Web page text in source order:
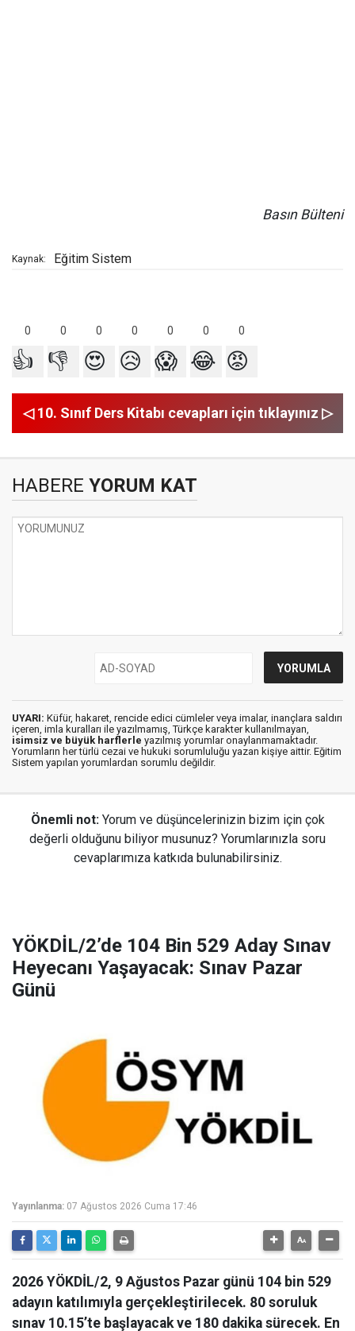
Basın Bülteni
Kaynak: Eğitim Sistem
0 0 0 0 0 0 0
👍 👎 😍 😥 😱 😂 😡
◁ 10. Sınıf Ders Kitabı cevapları için tıklayınız ▷
HABERE YORUM KAT
UYARI: Küfür, hakaret, rencide edici cümleler veya imalar, inançlara saldırı
içeren, imla kuralları ile yazılmamış, Türkçe karakter kullanılmayan,
isimsiz ve büyük harflerle yazılmış yorumlar onaylanmamaktadır.
Yorumların her türlü cezai ve hukuki sorumluluğu yazan kişiye aittir. Eğitim
Sistem yapılan yorumlardan sorumlu değildir.
Önemli not: Yorum ve düşüncelerinizin bizim için çok
değerli olduğunu biliyor musunuz? Yorumlarınızla soru
cevaplarımıza katkıda bulunabilirsiniz.
YÖKDİL/2’de 104 Bin 529 Aday Sınav
Heyecanı Yaşayacak: Sınav Pazar
Günü
Yayınlanma: 07 Ağustos 2026 Cuma 17:46
2026 YÖKDİL/2, 9 Ağustos Pazar günü 104 bin 529
adayın katılımıyla gerçekleştirilecek. 80 soruluk
sınav 10.15’te başlayacak ve 180 dakika sürecek. En